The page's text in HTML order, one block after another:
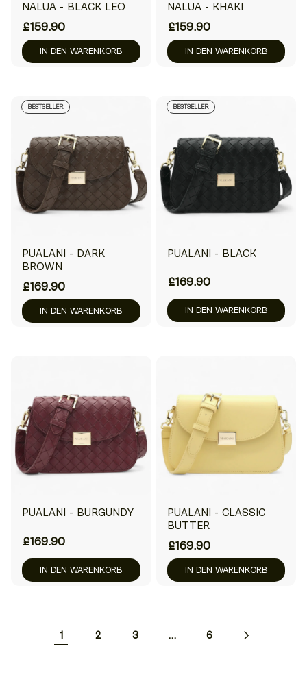
NALUA - BLACK LEO
£159.90
IN DEN WARENKORB
NALUA - KHAKI
£159.90
IN DEN WARENKORB
BESTSELLER
PUALANI - DARK
BROWN
£169.90
IN DEN WARENKORB
BESTSELLER
PUALANI - BLACK
£169.90
IN DEN WARENKORB
PUALANI - BURGUNDY
£169.90
IN DEN WARENKORB
PUALANI - CLASSIC
BUTTER
£169.90
IN DEN WARENKORB
1 2 3 … 6